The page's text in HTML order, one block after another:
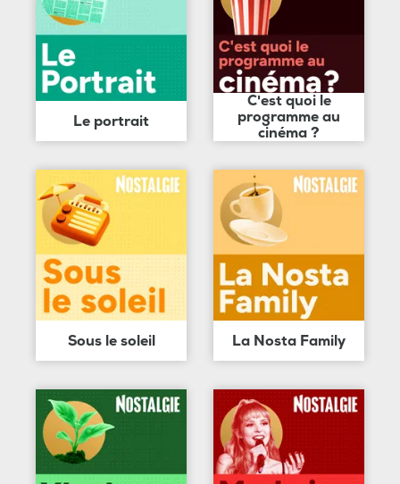
Le portrait
C'est quoi le
programme au
cinéma ?
Sous le soleil La Nosta Family